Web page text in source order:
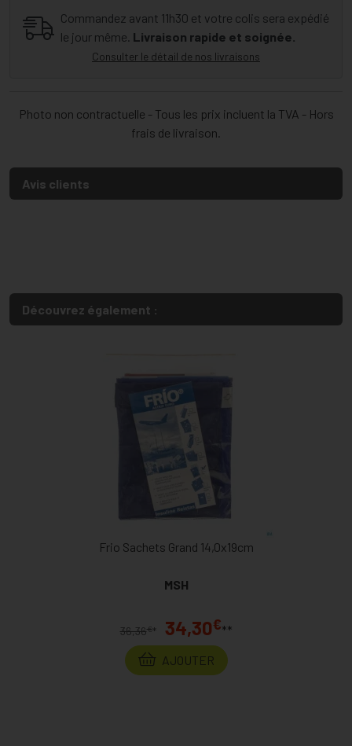
Commandez avant 11h30 et votre colis sera expédié
le jour même. Livraison rapide et soignée.
Consulter le détail de nos livraisons
Photo non contractuelle - Tous les prix incluent la TVA - Hors
frais de livraison.
Avis clients
Découvrez également :
Frio Sachets Grand 14,0x19cm
MSH
36,36€ * 34,30€**
AJOUTER